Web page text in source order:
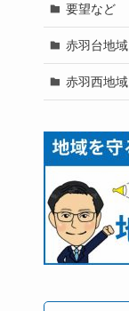
要望など
赤羽台地域
赤羽西地域